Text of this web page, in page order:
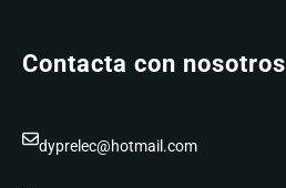
Contacta con nosotros
dyprelec@hotmail.com